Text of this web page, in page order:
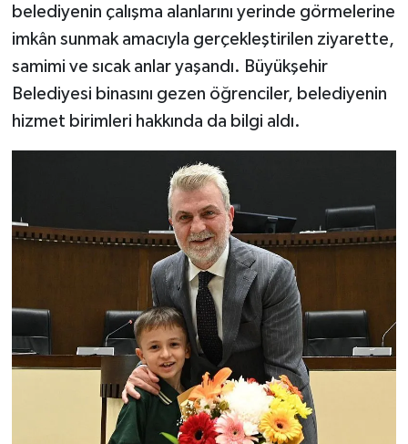
belediyenin çalışma alanlarını yerinde görmelerine
imkân sunmak amacıyla gerçekleştirilen ziyarette,
samimi ve sıcak anlar yaşandı. Büyükşehir
Belediyesi binasını gezen öğrenciler, belediyenin
hizmet birimleri hakkında da bilgi aldı.